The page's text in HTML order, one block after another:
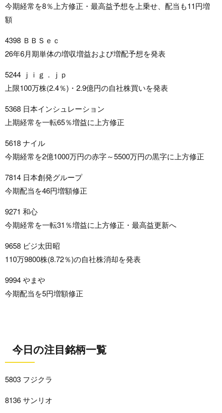
今期経常を8％上方修正・最高益予想を上乗せ、配当も11円増
額
4398 ＢＢＳｅｃ
26年6月期単体の増収増益および増配予想を発表
5244 ｊｉｇ．ｊｐ
上限100万株(2.4％)・2.9億円の自社株買いを発表
5368 日本インシュレーション
上期経常を一転65％増益に上方修正
5618 ナイル
今期経常を2億1000万円の赤字～5500万円の黒字に上方修正
7814 日本創発グループ
今期配当を46円増額修正
9271 和心
今期経常を一転31％増益に上方修正・最高益更新へ
9658 ビジ太田昭
110万9800株(8.72％)の自社株消却を発表
9994 やまや
今期配当を5円増額修正
今日の注目銘柄一覧
5803 フジクラ
8136 サンリオ